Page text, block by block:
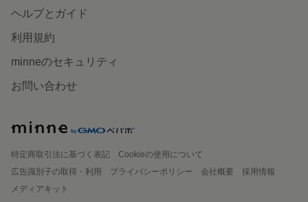
ヘルプとガイド
利用規約
minneのセキュリティ
お問い合わせ
特定商取引法に基づく表記
Cookieの使用について
広告識別子の取得・利用
プライバシーポリシー 会社概要
採用情報
メディアキット